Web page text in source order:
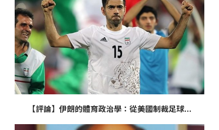
【評論】伊朗的體育政治學：從美國制裁足球...